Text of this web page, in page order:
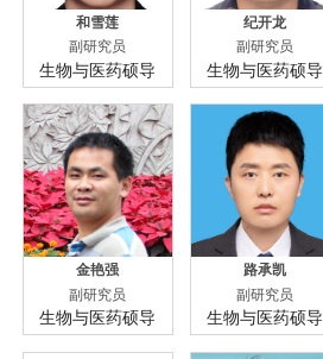
和雪莲
副研究员
生物与医药硕导
纪开龙
副研究员
生物与医药硕导
金艳强
副研究员
生物与医药硕导
路承凯
副研究员
生物与医药硕导